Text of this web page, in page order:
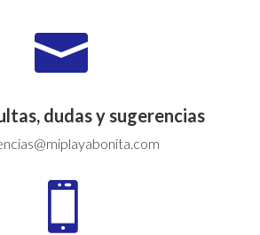

dudas y sugerencias
